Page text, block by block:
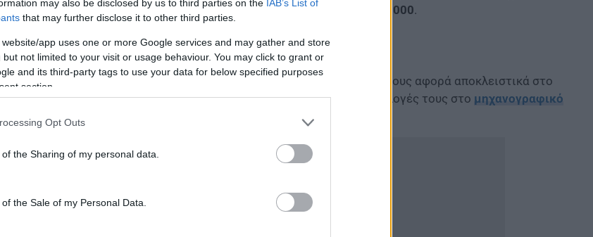
may also be disclosed by us to third parties on the IAB’s List of
that may further disclose it to other third parties.
app uses one or more Google services and may gather and store
not limited to your visit or usage behaviour. You may click to grant or
and its third-party tags to use your data for below specified purposes
section.
Opt Outs
the Sharing of my personal data.
the Sale of my Personal Data.
συμπληρώσουν μηχανογραφικό υπολογίζονται μεταξύ 15.000 με 20.000.
μόριακαι μέσος όρος επίδοσης
θα πρέπει να λάβουν υπόψιν τους ότι ο υπολογισμός των
τους αφορά αποκλειστικά στο
που κυμαίνεται η επίδοσή τους για να επιλέξουν τις πρώτες επιλογές τους στο μηχανογραφικό